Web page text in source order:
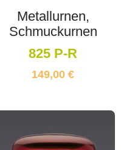
Metallurnen,
Schmuckurnen
825 P-R
149,00 €